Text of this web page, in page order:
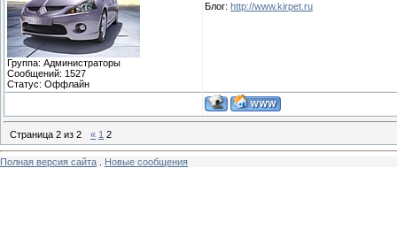
Группа: Администраторы
Сообщений: 1527
Статус: Оффлайн
Блог: http://www.kirpet.ru
Страница 2 из 2 « 1 2
Полная версия сайта Новые сообщения